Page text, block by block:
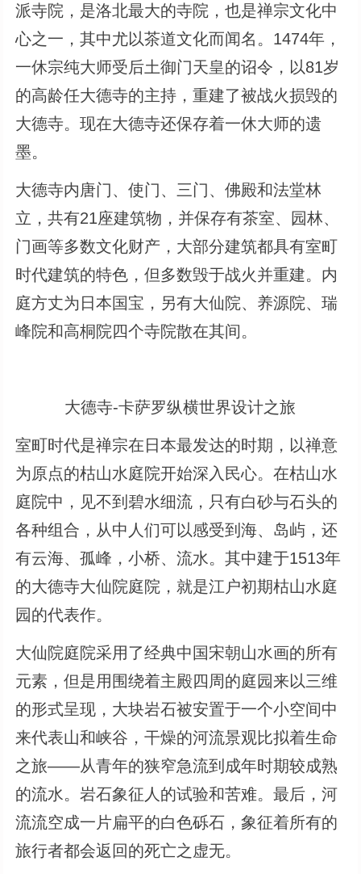
派寺院，是洛北最大的寺院，也是禅宗文化中
心之一，其中尤以茶道文化而闻名。1474年，
一休宗纯大师受后土御门天皇的诏令，以81岁
的高龄任大德寺的主持，重建了被战火损毁的
大德寺。现在大德寺还保存着一休大师的遗
墨。
大德寺内唐门、使门、三门、佛殿和法堂林
立，共有21座建筑物，并保存有茶室、园林、
门画等多数文化财产，大部分建筑都具有室町
时代建筑的特色，但多数毁于战火并重建。内
庭方丈为日本国宝，另有大仙院、养源院、瑞
峰院和高桐院四个寺院散在其间。
大德寺-卡萨罗纵横世界设计之旅
室町时代是禅宗在日本最发达的时期，以禅意
为原点的枯山水庭院开始深入民心。在枯山水
庭院中，见不到碧水细流，只有白砂与石头的
各种组合，从中人们可以感受到海、岛屿，还
有云海、孤峰，小桥、流水。其中建于1513年
的大德寺大仙院庭院，就是江户初期枯山水庭
园的代表作。
大仙院庭院采用了经典中国宋朝山水画的所有
元素，但是用围绕着主殿四周的庭园来以三维
的形式呈现，大块岩石被安置于一个小空间中
来代表山和峡谷，干燥的河流景观比拟着生命
之旅——从青年的狭窄急流到成年时期较成熟
的流水。岩石象征人的试验和苦难。最后，河
流流空成一片扁平的白色砾石，象征着所有的
旅行者都会返回的死亡之虚无。